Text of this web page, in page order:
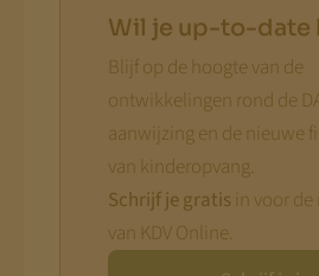
Wil je up-to-date
Blijf op de hoogte van de
ontwikkelingen rond de
aanwijzing en de nieuwe
van kinderopvang.
Schrijf je gratis in voor
van KDV Online.